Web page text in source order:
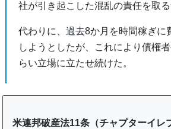
社が引き起こした混乱の責任を取る
代わりに、過去8か月を時間稼ぎに
しようとしたが、これにより債権
らい立場に立たせ続けた。
米連邦破産法11条（チャプターイレ